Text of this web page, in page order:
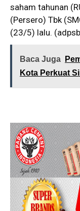
saham tahunan
(Persero) Tbk
(23/5) lalu.
Baca Juga
Kota Perkuat